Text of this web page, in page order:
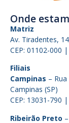
Onde
Matriz
Av. Tiradentes,
CEP: 01102-000
Filiais
Campinas –
Campinas (SP)
CEP: 13031-790
Ribeirão Preto